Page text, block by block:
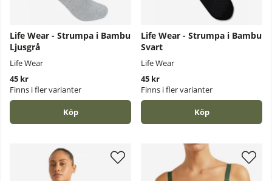
Life Wear - Strumpa i Bambu
Ljusgrå
Life Wear
45 kr
Finns i fler varianter
Köp
Life Wear - Strumpa i Bambu
Svart
Life Wear
45 kr
Finns i fler varianter
Köp